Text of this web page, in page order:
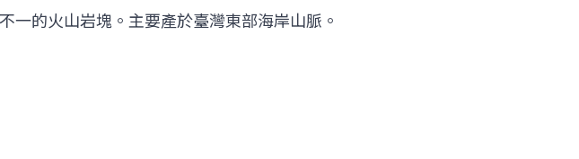
一的火山岩塊。主要產於臺灣東部海岸山脈。